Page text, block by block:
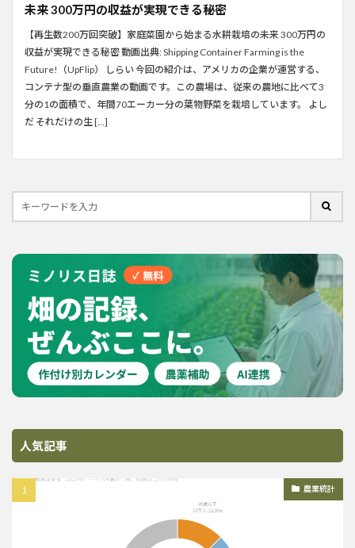
未来 300万円の収益が実現できる秘密
【再生数200万回突破】家庭菜園から始まる水耕栽培の未来 300万円の
収益が実現できる秘密 動画出典: Shipping Container Farming is the
Future!（UpFlip） しらい 今回の紹介は、アメリカの企業が運営する、
コンテナ型の垂直農業の動画です。この農場は、従来の農地に比べて3
分の1の面積で、年間70エーカー分の葉物野菜を栽培しています。 よし
だ それだけの生 […]
人気記事
農業統計